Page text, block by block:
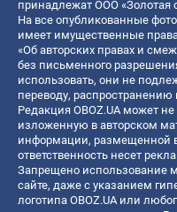
принадлежат ООО «Золотая
На все опубликованные
имеет имущественные
«Об авторских правах и
без письменного
использовать, они не
переводу,
Редакция OBOZ.UA может
изложенную в авторском
информации, размещенной
ответственность несет
Запрещено использование
сайте, даже с указанием
логотипа OBOZ.UA или